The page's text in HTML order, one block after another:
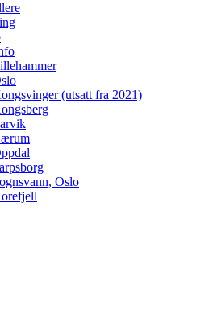
(utsatt fra 2021)
Oslo